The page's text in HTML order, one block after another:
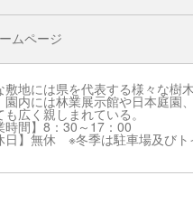
ムページ
敷地には県を代表する様々な樹
園内には林業展示館や日本庭園
も広く親しまれている。
時間】8：30～17：00
日】無休 ※冬季は駐車場及び